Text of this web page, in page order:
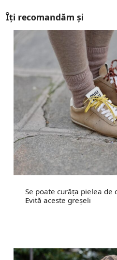
Îți recomandăm și
Se poate curăța pielea de
Evită aceste greșeli